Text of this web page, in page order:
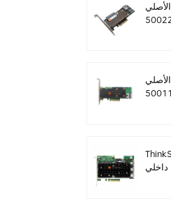
الأصلي LSI 9361-24i 05-
الأصلي LSI 9460-8i 05-
داخلي SFF8654